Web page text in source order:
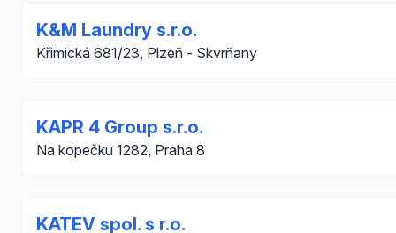
K&M Laundry s.r.o.
Křimická 681/23, Plzeň - Skvrňany
KAPR 4 Group s.r.o.
Na kopečku 1282, Praha 8
KATEV spol. s r.o.